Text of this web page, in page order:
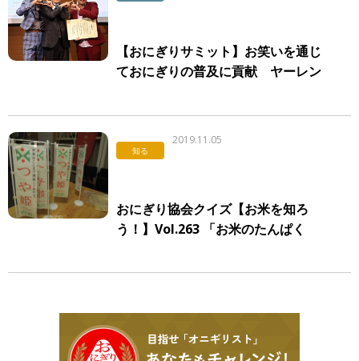
【おにぎりサミット】お笑いを通じ
ておにぎりの普及に貢献 ヤーレン
知る
2019.11.05
おにぎり協会クイズ【お米を知ろ
う！】Vol.263 「お米のたんぱく